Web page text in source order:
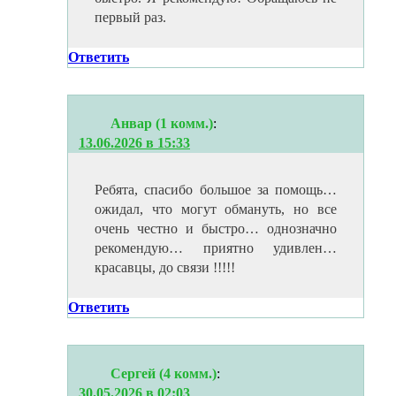
первый раз.
Ответить
Анвар (1 комм.):
13.06.2026 в 15:33
Ребята, спасибо большое за помощь…
ожидал, что могут обмануть, но все
очень честно и быстро… однозначно
рекомендую… приятно удивлен…
красавцы, до связи !!!!!
Ответить
Сергей (4 комм.):